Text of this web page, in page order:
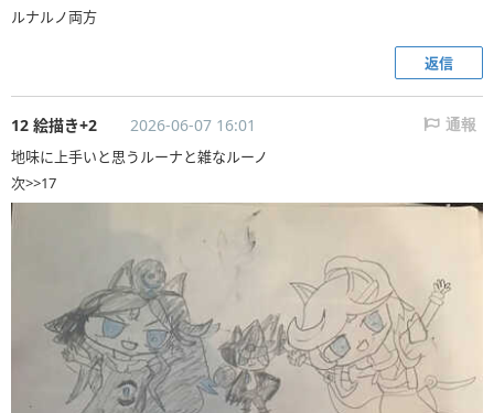
ルナルノ両方
返信
12 絵描き+2 2026-06-07 16:01 通報
地味に上手いと思うルーナと雑なルーノ
次>>17